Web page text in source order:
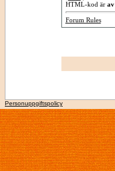
HTML-kod är av
Forum Rules
Personuppgiftspolicy